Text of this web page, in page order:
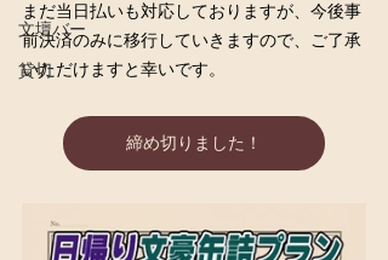
文壇バー
貸切
まだ当日払いも対応しておりますが、今後事
前決済のみに移行していきますので、ご了承
いただけますと幸いです。
締め切りました！